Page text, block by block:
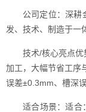
公司定位：深耕
发、技术、制造于一
技术/核心亮点
加工，大幅节省工序
误差±0.3mm、槽深
适合场景：适合